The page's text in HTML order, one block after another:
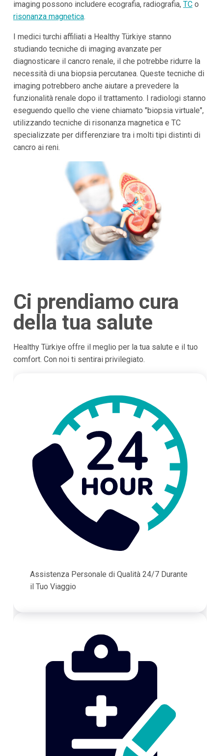
imaging possono includere ecografia, radiografia, TCo
risonanza magnetica.
I medici turchi affiliati a Healthy Türkiye stanno
studiando tecniche di imaging avanzate per
diagnosticare il cancro renale, il che potrebbe ridurre la
necessità di una biopsia percutanea. Queste tecniche di
imaging potrebbero anche aiutare a prevedere la
funzionalità renale dopo il trattamento. I radiologi stanno
eseguendo quello che viene chiamato "biopsia virtuale",
utilizzando tecniche di risonanza magnetica e TC
specializzate per differenziare tra i molti tipi distinti di
cancro ai reni.
Ci prendiamo cura
della tua salute
Healthy Türkiye offre il meglio per la tua salute e il tuo
comfort. Con noi ti sentirai privilegiato.
Assistenza Personale di Qualità 24/7 Durante
il Tuo Viaggio